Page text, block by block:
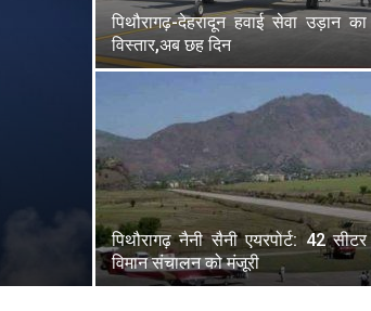
पिथौरागढ़-देहरादून हवाई सेवा उड़ान का
विस्तार,अब छह दिन
पिथौरागढ़ नैनी सैनी एयरपोर्ट: 42 सीटर
विमान संचालन को मंजूरी